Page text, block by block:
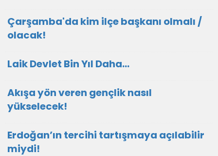
Çarşamba'da kim ilçe başkanı olmalı /
olacak!
Laik Devlet Bin Yıl Daha…
Akışa yön veren gençlik nasıl
yükselecek!
Erdoğan’ın tercihi tartışmaya açılabilir
miydi!